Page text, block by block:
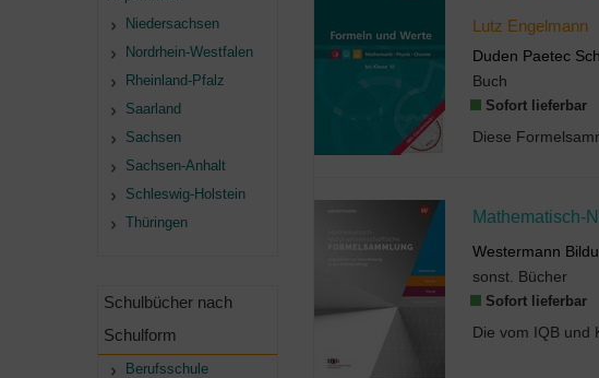
Niedersachsen
Nordrhein-Westfalen
Rheinland-Pfalz
Saarland
Sachsen
Sachsen-Anhalt
Schleswig-Holstein
Thüringen
Schulbücher nach
Schulform
Berufsschule
Lutz Engelmann
Duden Paetec
Buch
Sofort lieferbar
Mathematisch-
Westermann
sonst. Bücher
Sofort lieferbar